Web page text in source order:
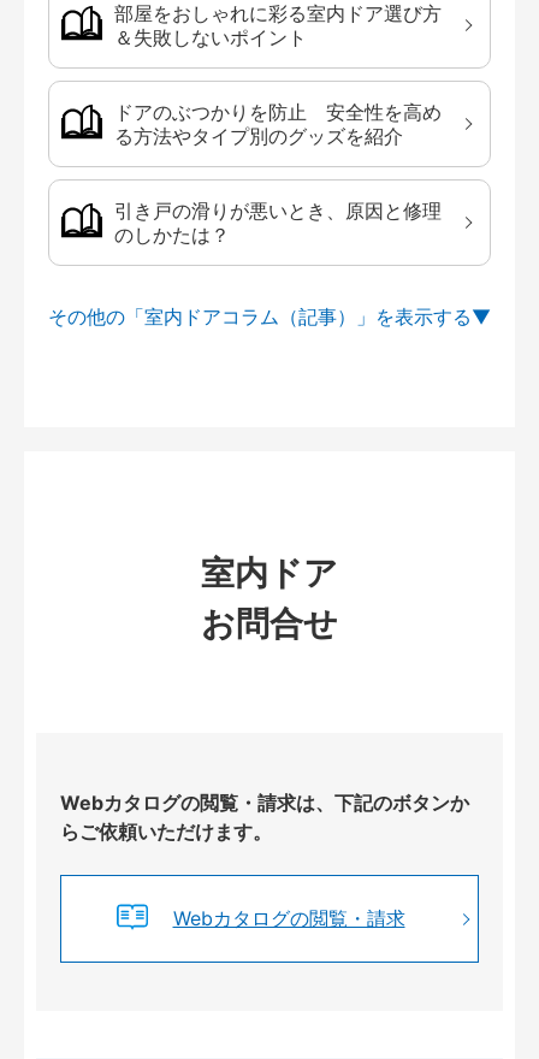
部屋をおしゃれに彩る室内ドア選び方
＆失敗しないポイント
ドアのぶつかりを防止 安全性を高め
る方法やタイプ別のグッズを紹介
引き戸の滑りが悪いとき、原因と修理
のしかたは？
その他の「室内ドアコラム（記事）」を
室内ドア
お問合せ
Webカタログの閲覧・請求は、下記のボタンか
らご依頼いただけます。
Webカタログの閲覧・請求